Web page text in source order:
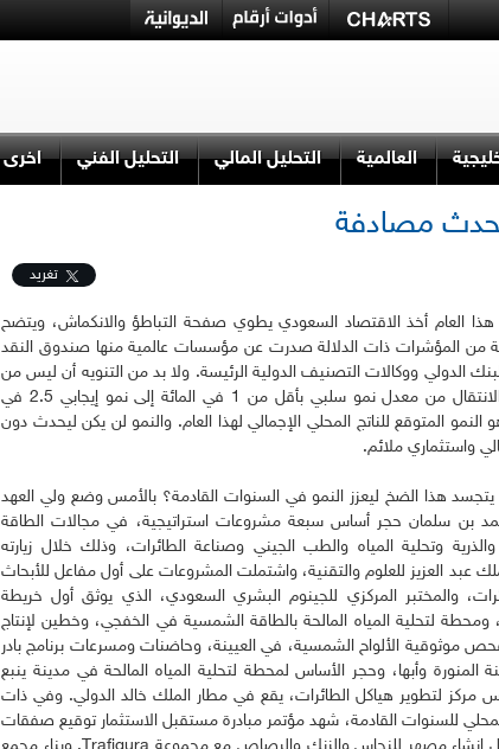
العالمية التحليل المالي التحليل الفني اخرى
يحدث مصادفة
تغريد
العام أخذ الاقتصاد السعودي يطوي صفحة التباطؤ والانكماش، ويتضح
من المؤشرات ذات الدلالة صدرت عن مؤسسات عالمية منها صندوق النقد
الدولي ووكالات التصنيف الدولية الرئيسة. ولا بد من التنويه أن ليس من
السهولة الانتقال من معدل نمو سلبي بأقل من 1 في المائة إلى نمو إيجابي 2.5 في
النمو المتوقع للناتج المحلي الإجمالي لهذا العام. والنمو لن يكن ليحدث دون
واستثماري ملائم.
هذا الضخ ليعزز النمو في السنوات القادمة؟ بالأمس وضع ولي العهد
بن سلمان حجر أساس سبعة مشروعات استراتيجية، في مجالات الطاقة
وتحلية المياه والطب الجيني وصناعة الطائرات، وذلك خلال زيارته
عبد العزيز للعلوم والتقنية، واشتملت المشروعات على أول مفاعل للأبحاث
والمختبر المركزي للجينوم البشري السعودي، الذي يوثق أول خريطة
ومحطة لتحلية المياه المالحة بالطاقة الشمسية في الخفجي، وخطين لإنتاج
موثوقية الألواح الشمسية، في العيينة، وحاضنات ومسرعات برنامج بادر
وأبها، وحجر الأساس لمحطة لتحلية المياه المالحة في مدينة ينبع
مركز لتطوير هياكل الطائرات، يقع في مطار الملك خالد الدولي. وفي ذات
المحلي للسنوات القادمة، شهد مؤتمر مبادرة مستقبل الاستثمار توقيع صفقات